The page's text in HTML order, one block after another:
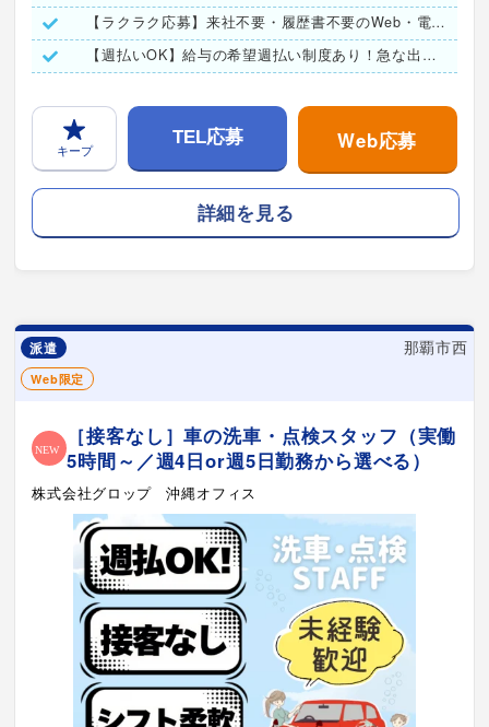
【ラクラク応募】来社不要・履歴書不要のWeb・電話面接実施！
【週払いOK】給与の希望週払い制度あり！急な出費も安心★
キープ
TEL応募 Web応募
詳細を見る
派遣 那覇市西
Web限定
［接客なし］車の洗車・点検スタッフ（実働
5時間～／週4日or週5日勤務から選べる）
株式会社グロップ 沖縄オフィス